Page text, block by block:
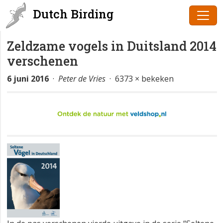
Dutch Birding
Zeldzame vogels in Duitsland 2014
verschenen
6 juni 2016 · Peter de Vries · 6373 × bekeken